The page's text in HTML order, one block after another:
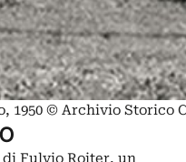
1950 © Archivio Storico